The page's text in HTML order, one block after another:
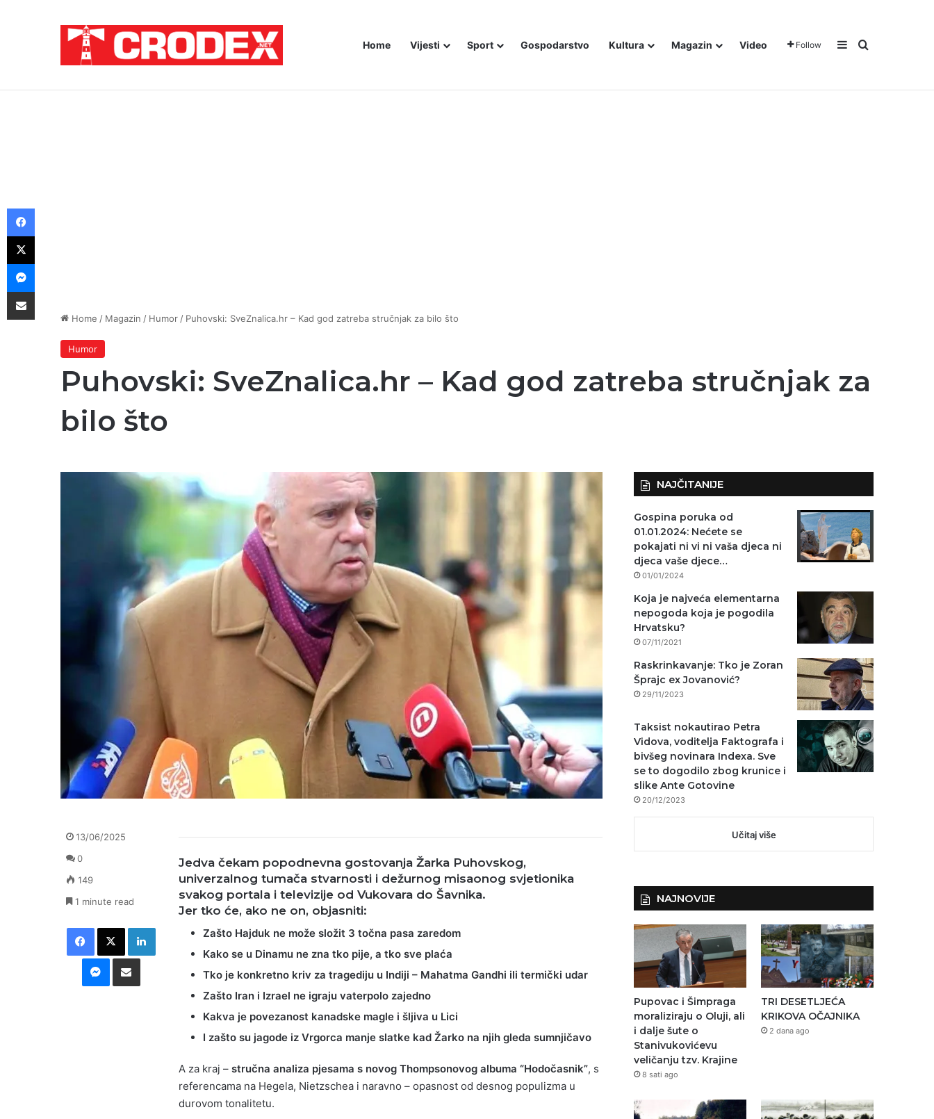
Home Vijesti Sport Gospodarstvo Kultura Magazin Video Follow Sidebar
Traži
Breaking News TRI DESETLJEĆA KRIKOVA OČAJNIKA
Home / Magazin / Humor / Puhovski: SveZnalica.hr – Kad god zatreba stručnjak za bilo što
Humor
Puhovski: SveZnalica.hr – Kad god zatreba stručnjak za
bilo što
Jedva čekam popodnevna gostovanja Žarka Puhovskog,
univerzalnog tumača stvarnosti i dežurnog misaonog svjetionika
svakog portala i televizije od Vukovara do Šavnika.
Jer tko će, ako ne on, objasniti:
Zašto Hajduk ne može složit 3 točna pasa zaredom
Kako se u Dinamu ne zna tko pije, a tko sve plaća
Tko je konkretno kriv za tragediju u Indiji – Mahatma Gandhi ili termički udar
Zašto Iran i Izrael ne igraju vaterpolo zajedno
Kakva je povezanost kanadske magle i šljiva u Lici
I zašto su jagode iz Vrgorca manje slatke kad Žarko na njih gleda sumnjičavo
A za kraj – stručna analiza pjesama s novog Thompsonovog albuma “Hodočasnik”, s
referencama na Hegela, Nietzschea i naravno – opasnost od desnog populizma u
durovom tonalitetu.
13/06/2025
0
149
1 minute read
Facebook
X LinkedIn
Messenger
Podijeli putem E-maila
NAJČITANIJE
Gospina poruka od
01.01.2024: Nećete se
pokajati ni vi ni vaša djeca ni
djeca vaše djece…
01/01/2024
Koja je najveća elementarna
nepogoda koja je pogodila
Hrvatsku?
07/11/2021
Raskrinkavanje: Tko je Zoran
Šprajc ex Jovanović?
29/11/2023
Taksist nokautirao Petra
Vidova, voditelja Faktografa i
bivšeg novinara Indexa. Sve
se to dogodilo zbog krunice i
slike Ante Gotovine
20/12/2023
Učitaj više
NAJNOVIJE
Pupovac i Šimpraga
moraliziraju o Oluji, ali
i dalje šute o
Stanivukovićevu
veličanju tzv. Krajine
8 sati ago
TRI DESETLJEĆA
KRIKOVA OČAJNIKA
2 dana ago
Facebook
X
Messenger
Podijeli putem E-maila